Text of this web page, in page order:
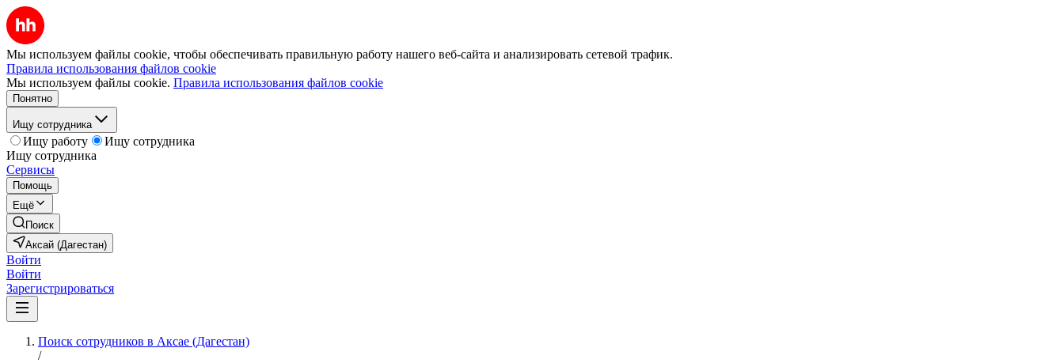
Мы используем файлы cookie, чтобы обеспечивать правильную работу нашего веб-сайта и анализировать сетевой трафик.
Правила использования файлов cookie
Мы используем файлы cookie. Правила использования файлов cookie
Понятно
Ищу сотрудника
Ищу работу
Ищу сотрудника
Ищу сотрудника
Сервисы
Помощь
Ещё
Поиск
Аксай (Дагестан)
Войти
Войти
Зарегистрироваться
Поиск сотрудников в Аксае (Дагестан)
/